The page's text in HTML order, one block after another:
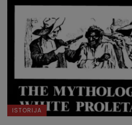
ISTORIJA